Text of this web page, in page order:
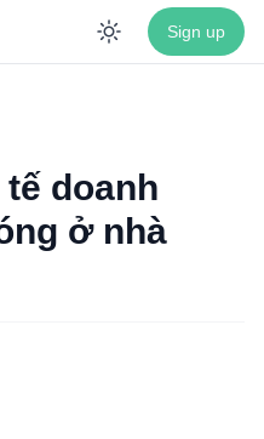
Enable
Sign up
doanh
ở nhà